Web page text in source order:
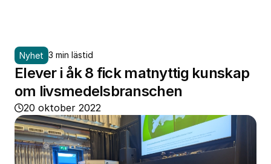
Nyhet 3 min lästid
Elever i åk 8 fick matnyttig kunskap
om livsmedelsbranschen
20 oktober 2022